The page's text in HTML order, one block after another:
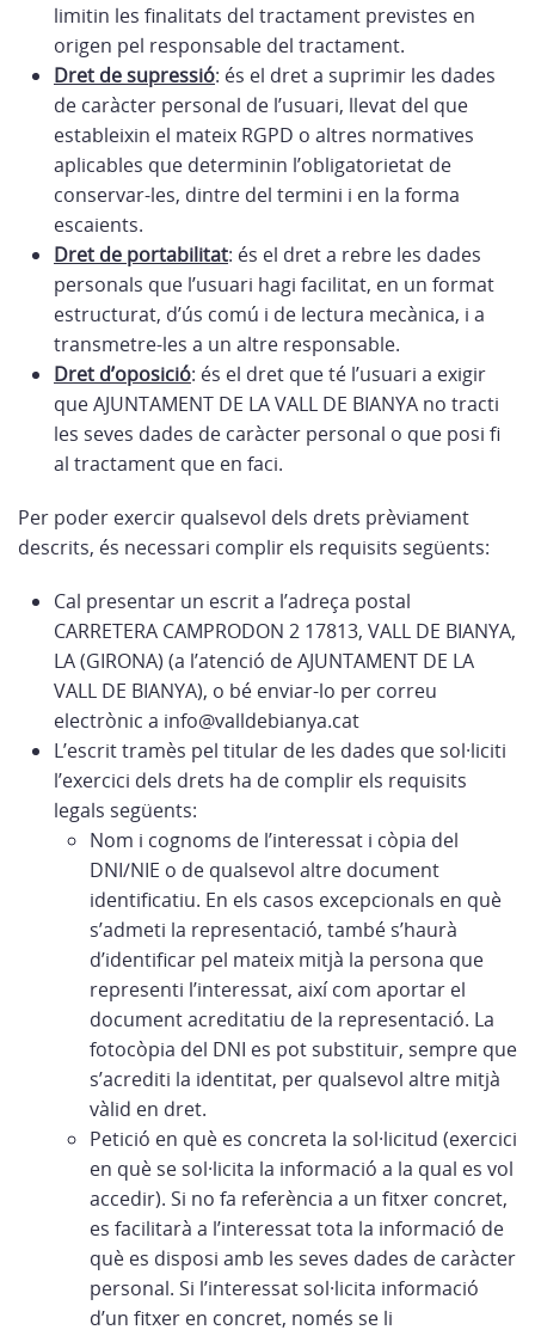
limitin les finalitats del tractament previstes en
origen pel responsable del tractament.
Dret de supressió: és el dret a suprimir les dades
de caràcter personal de l’usuari, llevat del que
estableixin el mateix RGPD o altres normatives
aplicables que determinin l’obligatorietat de
conservar-les, dintre del termini i en la forma
escaients.
Dret de portabilitat: és el dret a rebre les dades
personals que l’usuari hagi facilitat, en un format
estructurat, d’ús comú i de lectura mecànica, i a
transmetre-les a un altre responsable.
Dret d’oposició: és el dret que té l’usuari a exigir
que AJUNTAMENT DE LA VALL DE BIANYA no tracti
les seves dades de caràcter personal o que posi fi
al tractament que en faci.
Per poder exercir qualsevol dels drets prèviament
descrits, és necessari complir els requisits següents:
Cal presentar un escrit a l’adreça postal
CARRETERA CAMPRODON 2 17813, VALL DE BIANYA,
LA (GIRONA) (a l’atenció de AJUNTAMENT DE LA
VALL DE BIANYA), o bé enviar-lo per correu
electrònic a info@valldebianya.cat
L’escrit tramès pel titular de les dades que sol·liciti
l’exercici dels drets ha de complir els requisits
legals següents:
Nom i cognoms de l’interessat i còpia del
DNI/NIE o de qualsevol altre document
identificatiu. En els casos excepcionals en què
s’admeti la representació, també s’haurà
d’identificar pel mateix mitjà la persona que
representi l’interessat, així com aportar el
document acreditatiu de la representació. La
fotocòpia del DNI es pot substituir, sempre que
s’acrediti la identitat, per qualsevol altre mitjà
vàlid en dret.
Petició en què es concreta la sol·licitud (exercici
en què se sol·licita la informació a la qual es vol
accedir). Si no fa referència a un fitxer concret,
es facilitarà a l’interessat tota la informació de
què es disposi amb les seves dades de caràcter
personal. Si l’interessat sol·licita informació
d’un fitxer en concret, només se li